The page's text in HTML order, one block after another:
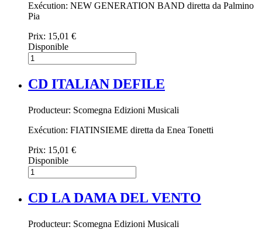
Exécution: NEW GENERATION BAND diretta da Palmino
Pia
Prix: 15,01 €
Disponible
CD ITALIAN DEFILE
Producteur: Scomegna Edizioni Musicali
Exécution: FIATINSIEME diretta da Enea Tonetti
Prix: 15,01 €
Disponible
CD LA DAMA DEL VENTO
Producteur: Scomegna Edizioni Musicali